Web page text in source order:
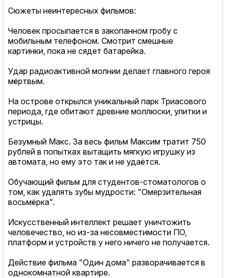
Сюжеты неинтересных фильмов:
Человек просыпается в закопанном гробу с
мобильным телефоном. Смотрит смешные
картинки, пока не сядет батарейка.
Удар радиоактивной молнии делает главного героя
мёртвым.
На острове открылся уникальный парк Триасового
периода, где обитают древние моллюски, улитки и
устрицы.
Безумный Макс. За весь фильм Максим тратит 750
рублей в попытках вытащить мягкую игрушку из
автомата, но ему это так и не удаётся.
Обучающий фильм для студентов-стоматологов о
том, как удалять зубы мудрости: "Омерзительная
восьмёрка".
Искусственный интеллект решает уничтожить
человечество, но из-за несовместимости ПО,
платформ и устройств у него ничего не получается.
Действие фильма "Один дома" разворачивается в
однокомнатной квартире.